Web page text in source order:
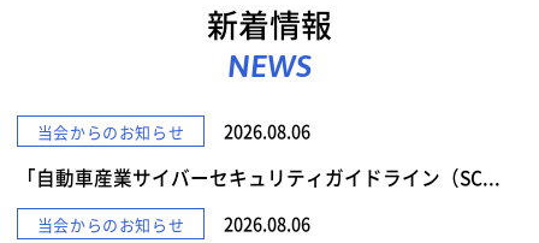
新着情報
NEWS
当会からのお知らせ 2026.08.06
「自動車産業サイバーセキュリティガイドライン（SC...
当会からのお知らせ 2026.08.06